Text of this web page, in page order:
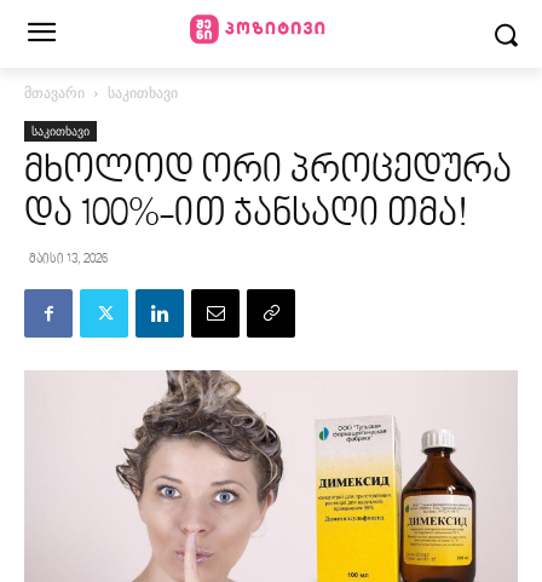
მთავარი საკითხავი
საკითხავი
მხოლოდ ორი პროცედურა
და 100%-ით ჯანსაღი თმა!
მაისი 13, 2026